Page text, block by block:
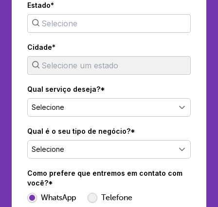
Estado*
Cidade*
Qual serviço deseja?*
Selecione
Qual é o seu tipo de negócio?*
Selecione
Como prefere que entremos em contato com
você?*
WhatsApp Telefone